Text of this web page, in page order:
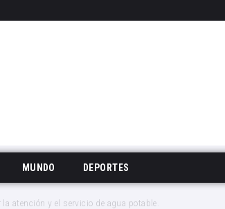
MUNDO DEPORTES
atención y el servicio de agua potable.